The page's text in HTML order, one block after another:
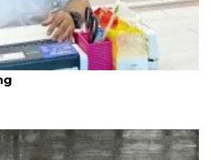
antisipasi cuaca panas dan